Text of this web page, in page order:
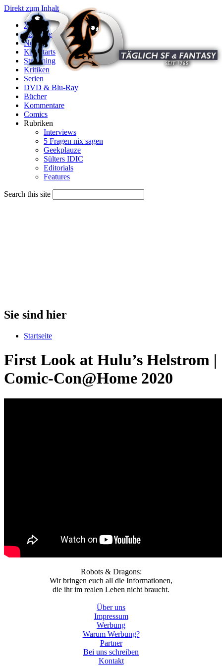
Direkt zum Inhalt
X
Startseite
News
Kinostarts
Streaming
Kritiken
Serien
DVD & Blu-Ray
Bücher
Kommentare
Comics
Rubriken
Interviews
5 Fragen nix sagen
Geekplauze
Sülters IDIC
Editorials
Features
Search this site
Sie sind hier
Startseite
First Look at Hulu’s Helstrom |
Comic-Con@Home 2020
Robots & Dragons:
Wir bringen euch all die Informationen,
die ihr im realen Leben nicht braucht.
Über uns
Impressum
Werbung
Warum Werbung?
Partner
Bei uns schreiben
Kontakt